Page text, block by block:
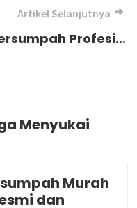
Artikel Selanjutnya
Jasa Penerjemah Tersumpah Profesional Terpercaya dan Berkualitas Visa Australia di Tridayasakti Bekasi, Hubungi 0877 2768 8883
Menyukai
Murah
dan